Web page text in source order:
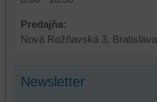
Predajňa:
Nová Rožňavská 3, Bratislava
Newsletter
preferencií
bez
toho,
mali